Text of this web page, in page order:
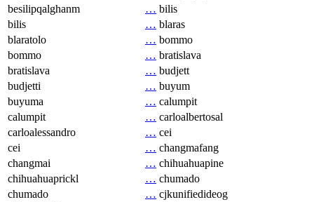
besilipqalghanm
… bilis
bilis
… blaras
blaratolo
… bommo
bommo
… bratislava
bratislava
… budjett
budjetti
… buyum
buyuma
… calumpit
calumpit
… carloalbertosal
carloalessandro
… cei
cei
… changmafang
changmai
… chihuahuapine
chihuahuaprickl
… chumado
chumado
… cjkunifiedideog